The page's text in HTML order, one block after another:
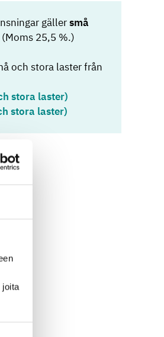
joita
gällersmå
25,5 %.)
och stora laster från
stora laster)
stora laster)